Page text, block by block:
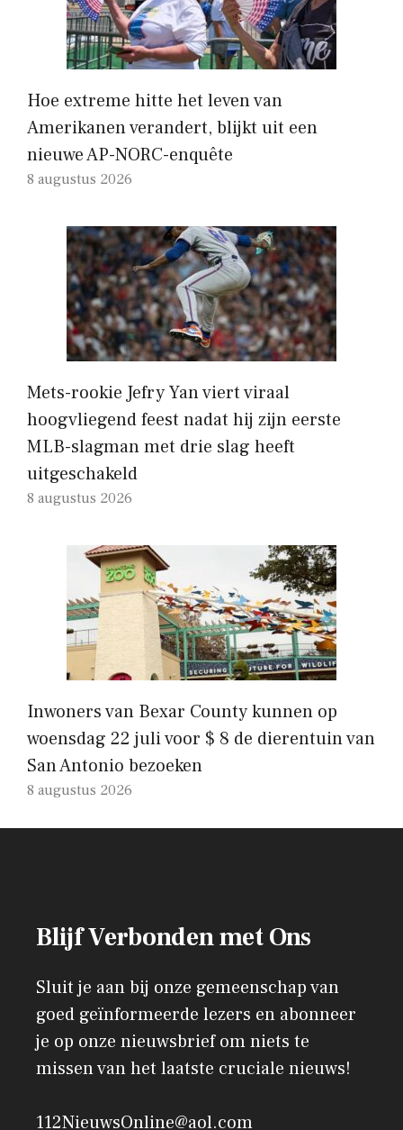
Hoe extreme hitte het leven van
Amerikanen verandert, blijkt uit een
nieuwe AP-NORC-enquête
8 augustus 2026
Mets-rookie Jefry Yan viert viraal
hoogvliegend feest nadat hij zijn eerste
MLB-slagman met drie slag heeft
uitgeschakeld
8 augustus 2026
Inwoners van Bexar County kunnen op
woensdag 22 juli voor $ 8 de dierentuin van
San Antonio bezoeken
8 augustus 2026
Blijf Verbonden met Ons
Sluit je aan bij onze gemeenschap van
goed geïnformeerde lezers en abonneer
je op onze nieuwsbrief om niets te
missen van het laatste cruciale nieuws!
112NieuwsOnline@aol.com